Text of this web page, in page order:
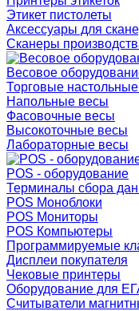
Этикет пистолеты
Аксессуары для
Сканеры
Весовое
Торговые
Напольные весы
Фасовочные весы
Высокоточные весы
Лабораторные весы
POS - оборудование
Терминалы сбора
POS Моноблоки
POS Мониторы
POS Компьютеры
Программируемые
Дисплеи покупателя
Чековые принтеры
Оборудование для
Считыватели